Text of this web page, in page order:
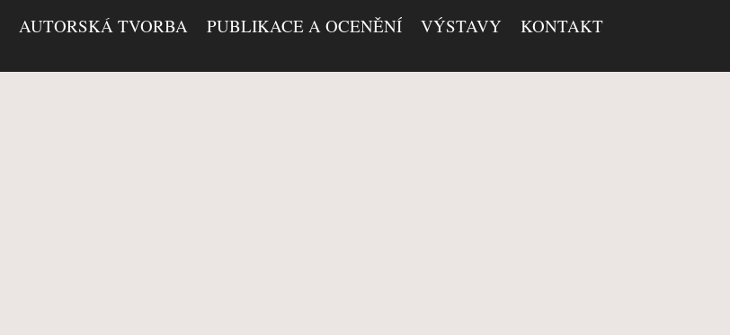
AUTORSKÁ TVORBA PUBLIKACE A OCENĚNÍ VÝSTAVY
KONTAKT